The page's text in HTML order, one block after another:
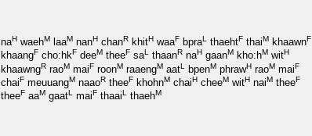
naH waehM laaM nanH chanR khitH waaF bpraL thaehtF thaiM khaawnF
khaangF cho:hkF deeM theeF saL thaanR naH gaanM kho:hM witH
khaawngR raoM maiF roonM raaengM aatL bpenM phrawH raoM maiF
chaiF meuuangM naaoR theeF khohnM chaiH cheeM witH naiM theeF
theeF aaM gaatL maiF thaaiL thaehM